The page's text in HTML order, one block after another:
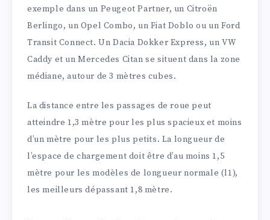
exemple dans un Peugeot Partner, un Citroën
Berlingo, un Opel Combo, un Fiat Doblo ou un Ford
Transit Connect. Un Dacia Dokker Express, un VW
Caddy et un Mercedes Citan se situent dans la zone
médiane, autour de 3 mètres cubes.
La distance entre les passages de roue peut
atteindre 1,3 mètre pour les plus spacieux et moins
d’un mètre pour les plus petits. La longueur de
l’espace de chargement doit être d’au moins 1,5
mètre pour les modèles de longueur normale (l1),
les meilleurs dépassant 1,8 mètre.